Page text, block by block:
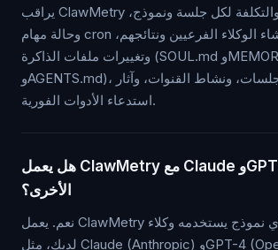
يراقب ClawMetry استخدام الرموز والتكلفة لكل جلسة ونموذج،
وحالة مهام cron وسجلها، وإنشاء الوكلاء الفرعيين ونتائجهم،
وتغييرات ملفات الذاكرة (SOUL.md وMEMORY.md
وAGENTS.md)، ونصوص الجلسات، ونشاط القنوات، وآثار
استدعاء الأدوات الفورية.
هل يعمل ClawMetry مع Claude وGPT-4 والنماذج
الأخرى؟
نعم. يعمل ClawMetry مع أي نموذج يستخدمه وكلاء OpenClaw
لديك، مثل Claude (Anthropic) وGPT-4 (OpenAI) وGemini